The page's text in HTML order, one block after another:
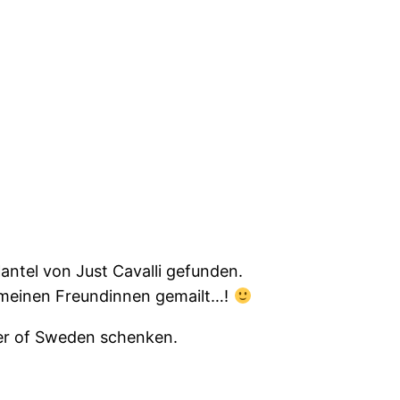
von Just Cavalli gefunden.
Freundinnen gemailt…!
of Sweden schenken.